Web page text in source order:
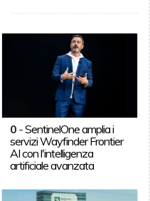
0 -SentinelOne amplia i
servizi Wayfinder Frontier
AI con l'intelligenza
artificiale avanzata